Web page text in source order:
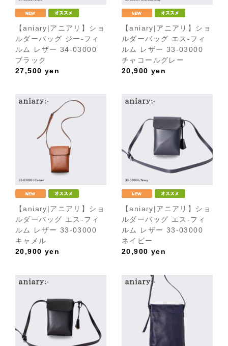
【aniary|アニアリ】ショ
ルダーバッグ ジー-フィ
ルム レザー 34-03000
ブラック
27,500 yen
【aniary|アニアリ】ショ
ルダーバッグ エス-フィ
ルム レザー 33-03000
チャコールグレー
20,900 yen
【aniary|アニアリ】ショ
ルダーバッグ エス-フィ
ルム レザー 33-03000
キャメル
20,900 yen
【aniary|アニアリ】ショ
ルダーバッグ エス-フィ
ルム レザー 33-03000
ネイビー
20,900 yen